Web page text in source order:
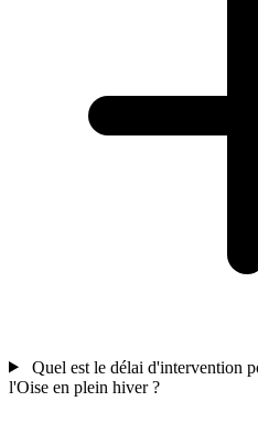
Quel est le délai d'intervention
l'Oise en plein hiver ?